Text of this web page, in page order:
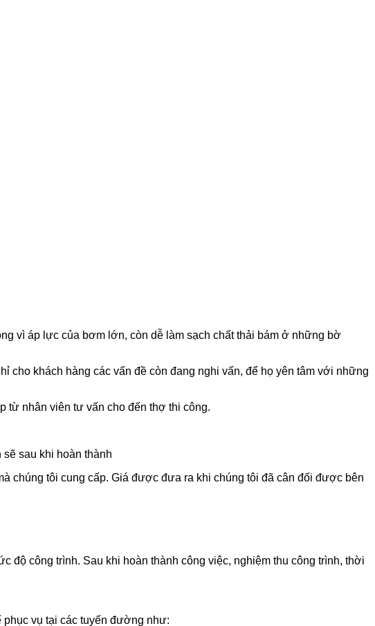
vì áp lực của bơm lớn, còn dễ làm sạch chất thải bám ở những bờ
cho khách hàng các vấn đề còn đang nghi vấn, để họ yên tâm với những
từ nhân viên tư vấn cho đến thợ thi công.
sau khi hoàn thành
chúng tôi cung cấp. Giá được đưa ra khi chúng tôi đã cân đối được bên
độ công trình. Sau khi hoàn thành công việc, nghiệm thu công trình, thời
phục vụ tại các tuyến đường như: